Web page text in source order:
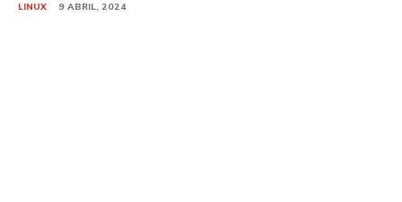
LINUX 9 ABRIL, 2024